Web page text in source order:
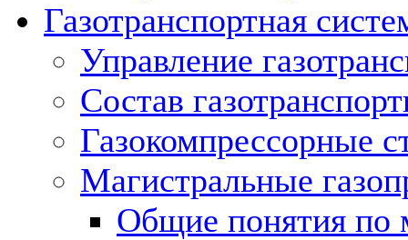
Газотранспортная
Управление
Состав
Газокомпрессорные
Магистральные
Общие понятия по